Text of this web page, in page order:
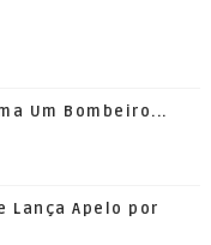
Um Bombeiro...
Lança Apelo por